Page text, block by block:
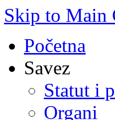
Skip to Main
Početna
Savez
Statut i
Organi